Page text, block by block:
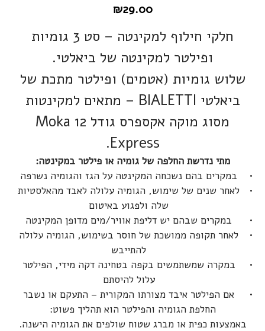
₪29.00
חלקי חילוף למקינטה – סט 3 גומיות
ופילטר למקינטה של ביאלטי.
שלוש גומיות (אטמים) ופילטר מתכת של
ביאלטי BIALETTI – מתאים למקינטות
מסוג מוקה אקספרס גודל 12 Moka
Express.
מתי נדרשת החלפה של גומיה או פילטר במקינטה:
במקרים בהם נשכחה המקינטה על הגז והגומיה נשרפה
לאחר שנים של שימוש, הגומיה עלולה לאבד מהאלסטיות
שלה ולפגוע באיטום
במקרים שבהם יש דליפת אוויר/מים מדופן המקינטה
לאחר תקופה ממושכת של חוסר בשימוש, הגומיה עלולה
להתייבש
במקרה שמשתמשים בקפה בטחינה דקה מידי, הפילטר
עלול להיסתם
אם הפילטר איבד מצורתו המקורית – התעקם או נשבר
החלפת הגומיה והפילטר הוא תהליך פשוט:
באמצעות כפית או מברג שטוח שולפים את הגומיה הישנה.